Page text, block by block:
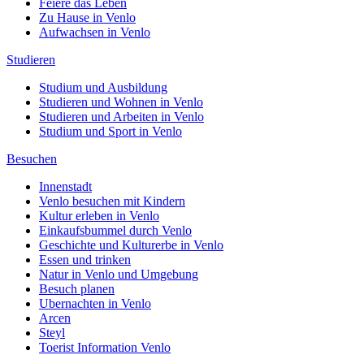
Zu Hause in Venlo
Aufwachsen in Venlo
Studieren
Studium und Ausbildung
Studieren und Wohnen in Venlo
Studieren und Arbeiten in Venlo
Studium und Sport in Venlo
Besuchen
Innenstadt
Venlo besuchen mit Kindern
Kultur erleben in Venlo
Einkaufsbummel durch Venlo
Geschichte und Kulturerbe in Venlo
Essen und trinken
Natur in Venlo und Umgebung
Besuch planen
Ubernachten in Venlo
Arcen
Steyl
Toerist Information Venlo